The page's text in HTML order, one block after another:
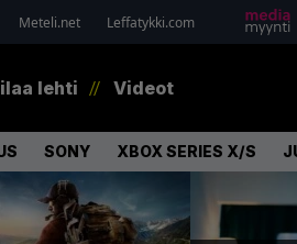
Meteli.net Leffatykki.com
lehti Videot
SONY XBOX SERIES X/S